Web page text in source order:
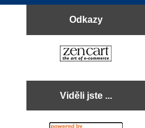
Odkazy
Viděli jste ...